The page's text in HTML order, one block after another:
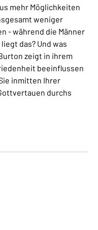
mehr Möglichkeiten
weniger
- während die Männer
das? Und was
zeigt in ihrem
beeinflussen
inmitten Ihrer
durchs